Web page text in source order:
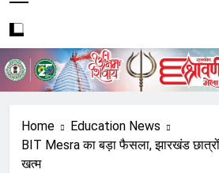
Home
Education News
BIT Mesra का बड़ा फैसला, झारखंड
खत्म